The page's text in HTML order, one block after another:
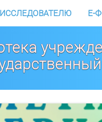
ИССЛЕДОВАТЕЛЮ E-